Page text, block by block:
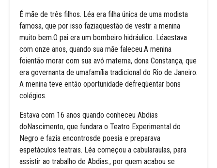
É mãe de três filhos. Léa era filha única de uma modista
famosa, que por isso faziaquestão de vestir a menina
muito bem.O pai era um bombeiro hidráulico. Léaestava
com onze anos, quando sua mãe faleceu.A menina
foientão morar com sua avó materna, dona Constança, que
era governanta de umafamília tradicional do Rio de Janeiro.
A menina teve então oportunidade defreqüentar bons
colégios.
Estava com 16 anos quando conheceu Abdias
doNascimento, que fundara o Teatro Experimental do
Negro e fazia encontrosde poesia e preparava
espetáculos teatrais. Léa começou a cabularaulas, para
assistir ao trabalho de Abdias., por quem acabou se